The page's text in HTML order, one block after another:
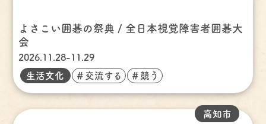
よさこい囲碁の祭典 / 全日本視覚障害者囲碁大
会
2026.11.28-11.29
生活文化 ＃交流する ＃競う
高知市